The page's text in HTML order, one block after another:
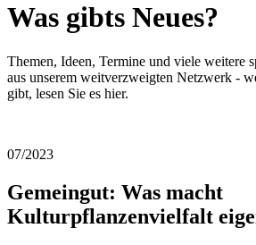
Was gibts Neues?
Themen, Ideen, Termine und viele weitere
aus unserem weitverzweigten Netzwerk -
gibt, lesen Sie es hier.
07/2023
Gemeingut: Was macht
Kulturpflanzenvielfalt